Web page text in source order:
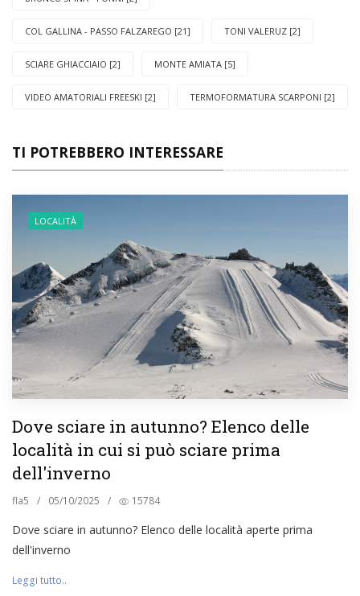
COL GALLINA - PASSO FALZAREGO [21] TONI VALERUZ [2]
SCIARE GHIACCIAIO [2] MONTE AMIATA [5]
VIDEO AMATORIALI FREESKI [2] TERMOFORMATURA SCARPONI [2]
TI POTREBBERO INTERESSARE
LOCALITÀ
Dove sciare in autunno? Elenco delle
località in cui si può sciare prima
dell'inverno
fla5 / 05/10/2025 / 15784
Dove sciare in autunno? Elenco delle località aperte prima
dell'inverno
Leggi tutto..